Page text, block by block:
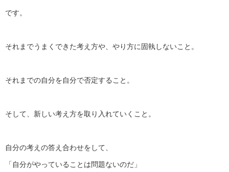
です。
それまでうまくできた考え方や、やり方に固執しないこと。
それまでの自分を自分で否定すること。
そして、新しい考え方を取り入れていくこと。
自分の考えの答え合わせをして、
「自分がやっていることは問題ないのだ」